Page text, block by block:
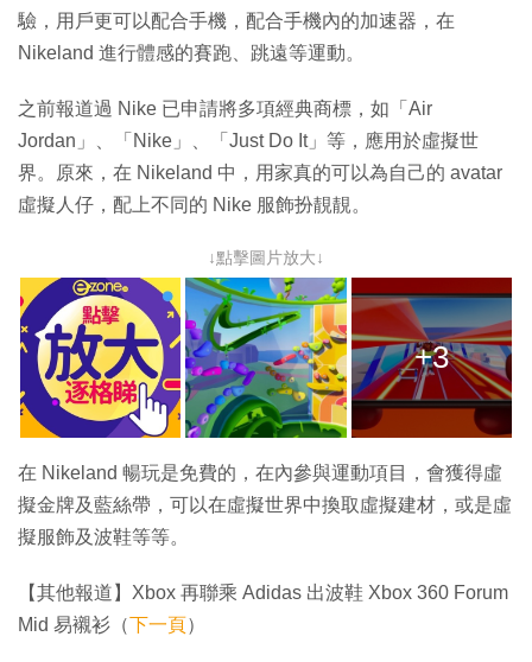
驗，用戶更可以配合手機，配合手機內的加速器，在
Nikeland 進行體感的賽跑、跳遠等運動。
之前報道過 Nike 已申請將多項經典商標，如「Air
Jordan」、「Nike」、「Just Do It」等，應用於虛擬世
界。原來，在 Nikeland 中，用家真的可以為自己的 avatar
虛擬人仔，配上不同的 Nike 服飾扮靚靚。
↓點擊圖片放大↓
+3
在 Nikeland 暢玩是免費的，在內參與運動項目，會獲得虛
擬金牌及藍絲帶，可以在虛擬世界中換取虛擬建材，或是虛
擬服飾及波鞋等等。
【其他報道】Xbox 再聯乘 Adidas 出波鞋 Xbox 360 Forum
Mid 易襯衫（下一頁）